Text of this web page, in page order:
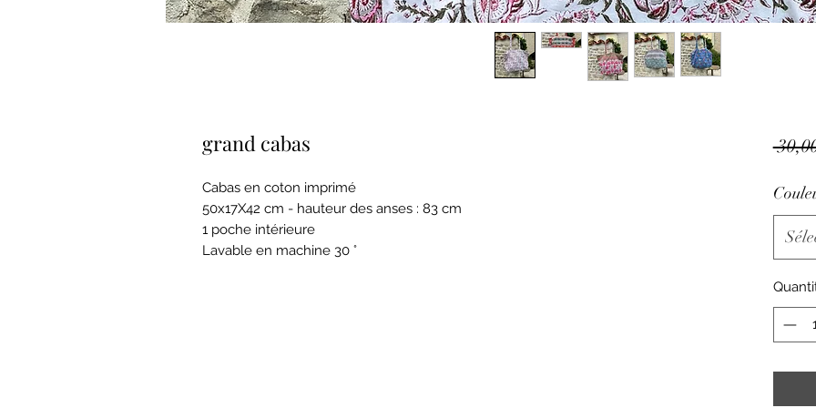
grand cabas
Cabas en coton imprimé
50x17X42 cm - hauteur des anses : 83 cm
1 poche intérieure
Lavable en machine 30 °